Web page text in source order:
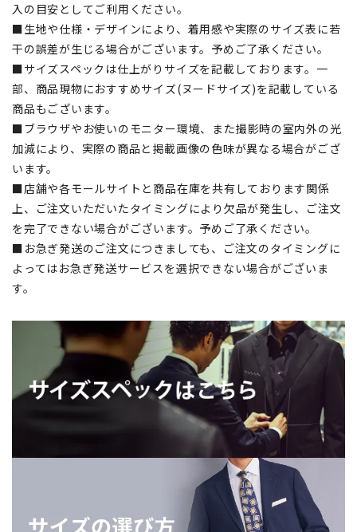
入の目安としてご利用ください。
■生地や仕様・デザインにより、着用感や実際のサイズ表に若
干の誤差が生じる場合がございます。予めご了承ください。
■サイズスペックは仕上がりサイズを記載しております。一
部、商品現物におすすめサイズ(ヌードサイズ)を記載している
商品もございます。
■ブラウザやお使いのモニター環境、また撮影時の室内外の光
加減により、実際の商品と掲載画像の色味が異なる場合がござ
います。
■店舗や各モールサイトと商品在庫を共有しております関係
上、ご注文いただいたタイミングにより欠品が発生し、ご注文
を完了できない場合がございます。予めご了承ください。
■お急ぎ発送のご注文につきましても、ご注文のタイミングに
よってはお急ぎ発送サービスを選択できない場合がございま
す。